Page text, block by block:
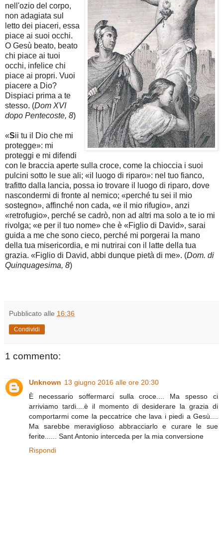
nell'ozio del corpo,
non adagiata sul
letto dei piaceri, essa
piace ai suoi occhi.
O Gesù beato, beato
chi piace ai tuoi
occhi, infelice chi
piace ai propri. Vuoi
piacere a Dio?
Dispiaci prima a te
stesso. (Dom XVI
dopo Pentecoste, 8)
«Sii tu il Dio che mi
protegge»: mi
proteggi e mi difendi
con le braccia aperte sulla croce, come la chioccia i suoi
pulcini sotto le sue ali; «il luogo di riparo»: nel tuo fianco,
trafitto dalla lancia, possa io trovare il luogo di riparo, dove
nascondermi di fronte al nemico; «perché tu sei il mio
sostegno», affinché non cada, «e il mio rifugio», anzi
«retrofugio», perché se cadrò, non ad altri ma solo a te io mi
rivolga; «e per il tuo nome» che è «Figlio di David», sarai
guida a me che sono cieco, perché mi porgerai la mano
della tua misericordia, e mi nutrirai con il latte della tua
grazia. «Figlio di David, abbi dunque pietà di me». (Dom. di
Quinquagesima, 8)
Pubblicato alle 16:36
Condividi
1 commento:
Unknown 13 giugno 2016 alle ore 20:30
È necessario soffermarci sulla croce.... Ma spesso ci
arriviamo tardi....è il momento di desiderare la grazia di
comportarmi come la peccatrice che lava i piedi a Gesù....
Ma sarebbe meraviglioso abbracciarlo e curare le sue
ferite...... Sant Antonio interceda per la mia conversione
Rispondi